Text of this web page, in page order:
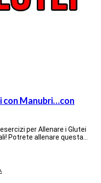
con Manubri…con
per Allenare i Glutei
Potrete allenare questa…